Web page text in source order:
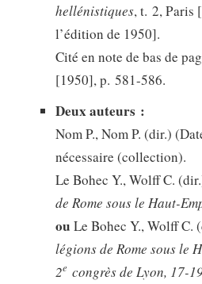
hellénistiques, t. 2, Paris
l’édition de 1950].
Cité en note de bas de
[1950], p. 581-586.
Deux auteurs :
Nom P., Nom P. (dir.)
nécessaire (collection).
Le Bohec Y., Wolff C.
de Rome sous le Haut-
ou Le Bohec Y., Wolff C.
légions de Rome sous le
2e congrès de Lyon, 17-